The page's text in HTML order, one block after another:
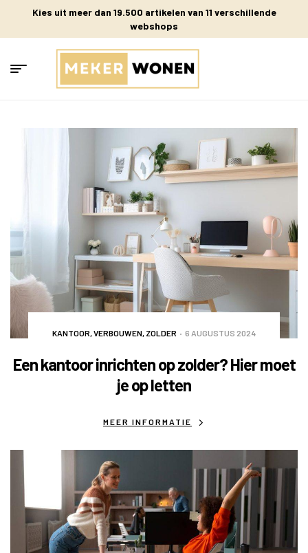
Kies uit meer dan 19.500 artikelen van 11 verschillende
webshops
KANTOOR,VERBOUWEN, ZOLDER 6 AUGUSTUS 2024
Een kantoor inrichten op zolder? Hier moet
je op letten
MEER INFORMATIE